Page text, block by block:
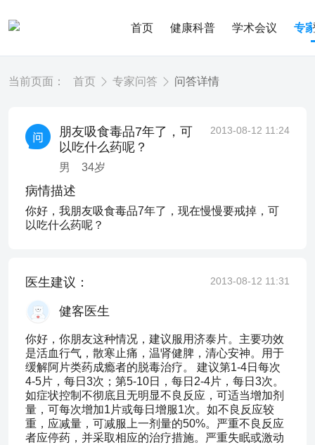
首页 健康科普 学术会议 专
当前页面： 首页 专家问答 问答详情
朋友吸食毒品7年了，可
以吃什么药呢？
男 34岁
2013-08-12 11:24
病情描述
你好，我朋友吸食毒品7年了，现在慢慢要戒掉，可
以吃什么药呢？
医生建议： 2013-08-12 11:31
健客医生
你好，你朋友这种情况，建议服用济泰片。主要功效
是活血行气，散寒止痛，温肾健脾，清心安神。用于
缓解阿片类药成瘾者的脱毒治疗。 建议第1-4日每次
4-5片，每日3次；第5-10日，每日2-4片，每日3次。
如症状控制不彻底且无明显不良反应，可适当增加剂
量，可每次增加1片或每日增服1次。如不良反应较
重，应减量，可减服上一剂量的50%。严重不良反应
者应停药，并采取相应的治疗措施。严重失眠或激动